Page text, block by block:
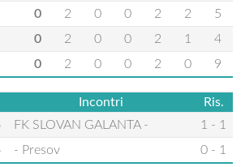
0 2 0 0 2 2
5
0 2 0 0 2 1
4
0 2 0 0 2 0 9
Incontri
Ris.
FK SLOVAN GALANTA-
1 - 1
- Presov 0 - 1